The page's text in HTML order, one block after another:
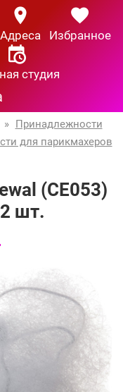
Адреса Избранное
студия
» Принадлежности
для парикмахеров
(СЕ053)
шт.